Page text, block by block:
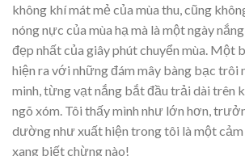
không khí mát mẻ của mùa thu, cũng
nóng nực của mùa hạ mà là một ngày
đẹp nhất của giây phút chuyển mùa. Một
hiện ra với những đám mây bàng bạc trôi
minh, từng vạt nắng bắt đầu trải dài trên
ngõ xóm. Tôi thấy mình như lớn hơn,
dường như xuất hiện trong tôi là một cảm
xang biết chừng nào!